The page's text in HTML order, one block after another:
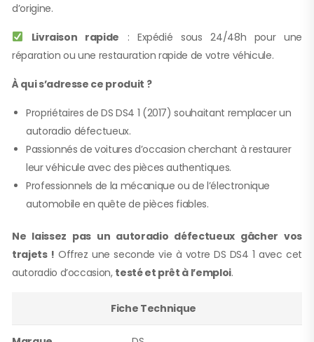
d’origine.
Livraison rapide : Expédié sous 24/48h pour une
réparation ou une restauration rapide de votre véhicule.
À qui s’adresse ce produit ?
Propriétaires de DS DS4 1 (2017) souhaitant remplacer un
autoradio défectueux.
Passionnés de voitures d’occasion cherchant à restaurer
leur véhicule avec des pièces authentiques.
Professionnels de la mécanique ou de l’électronique
automobile en quête de pièces fiables.
Ne laissez pas un autoradio défectueux gâcher vos
trajets ! Offrez une seconde vie à votre DS DS4 1 avec cet
autoradio d’occasion, testé et prêt à l’emploi.
Fiche Technique